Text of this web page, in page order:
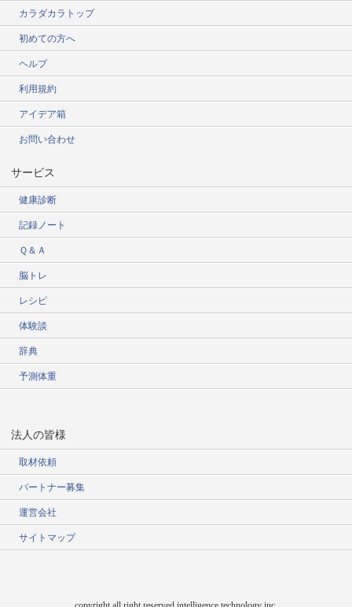
カラダカラトップ
初めての方へ
ヘルプ
利用規約
アイデア箱
お問い合わせ
サービス
健康診断
記録ノート
Ｑ＆Ａ
脳トレ
レシピ
体験談
辞典
予測体重
法人の皆様
取材依頼
パートナー募集
運営会社
サイトマップ